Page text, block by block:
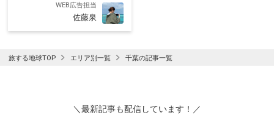
WEB広告担当
佐藤泉
旅する地球TOP エリア別一覧 千葉の記事一覧
＼最新記事も配信しています！／